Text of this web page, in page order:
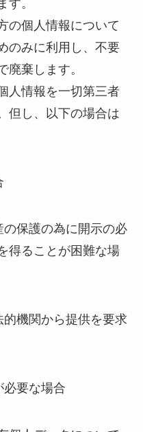
す。
の個人情報について
のみに利用し、不要
廃棄します。
人情報を一切第三者
但し、以下の場合は
保護の為に開示の必
得ることが困難な場
機関から提供を要求
必要な場合